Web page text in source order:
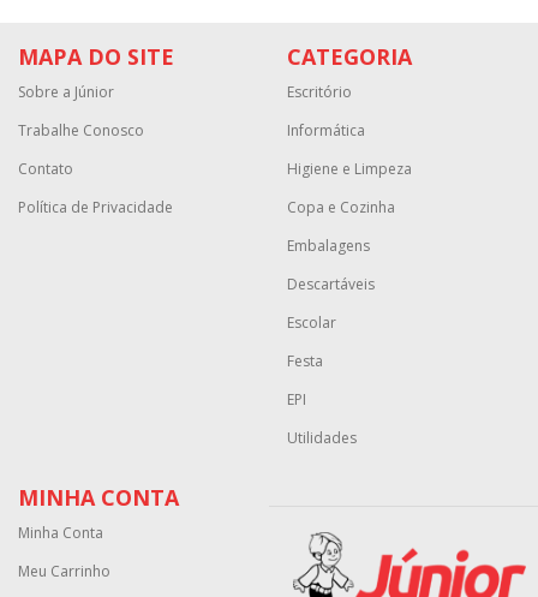
MAPA DO SITE
Sobre a Júnior
Trabalhe Conosco
Contato
Política de Privacidade
CATEGORIA
Escritório
Informática
Higiene e Limpeza
Copa e Cozinha
Embalagens
Descartáveis
Escolar
Festa
EPI
Utilidades
MINHA CONTA
Minha Conta
Meu Carrinho